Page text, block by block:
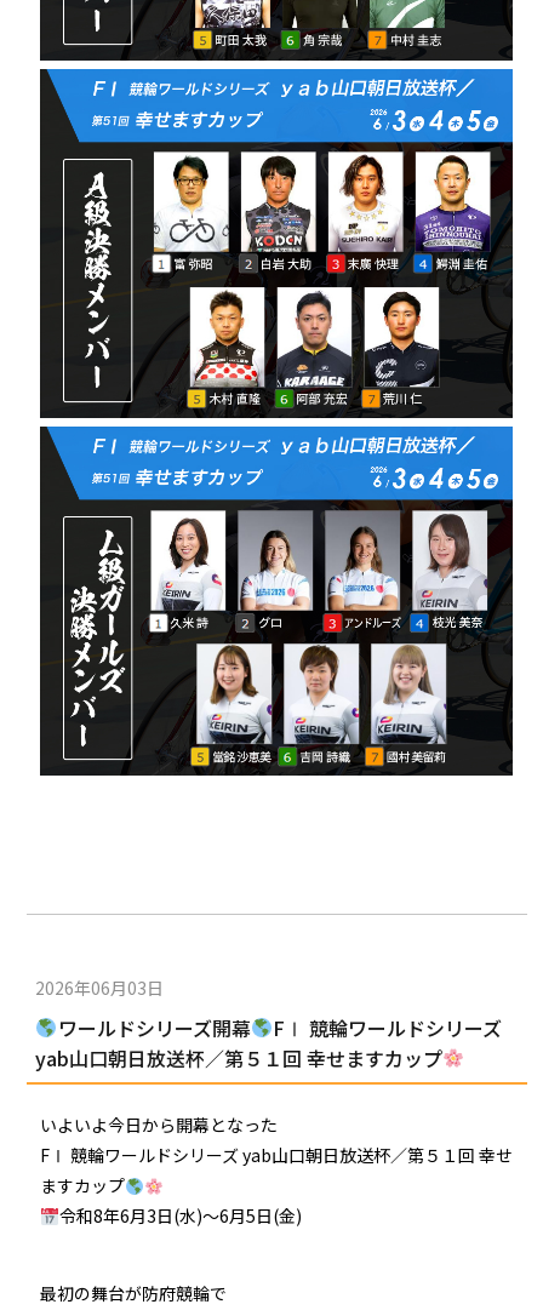
2026年06月03日
ワールドシリーズ開幕
FⅠ 競輪ワールドシリーズ
yab山口朝日放送杯／第５１回 幸せますカップ
いよいよ今日から開幕となった
FⅠ 競輪ワールドシリーズ yab山口朝日放送杯／第５１回 幸せ
ますカップ
令和8年6月3日(水)〜6月5日(金)
最初の舞台が防府競輪で